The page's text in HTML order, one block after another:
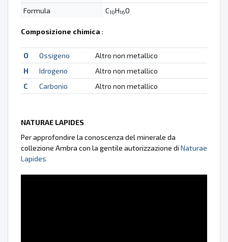
Formula
C10H16O
Composizione chimica :
O Ossigeno
Altro non metallico
H
Idrogeno
Altro non metallico
C
Carbonio Altro non metallico
NATURAE LAPIDES
Per approfondire la conoscenza del minerale da
collezione Ambra con la gentile autorizzazione di Naturae
Lapides